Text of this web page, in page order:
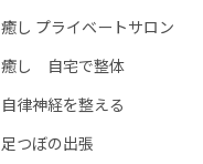
癒し プライベートサロン
癒し 自宅で整体
自律神経を整える
足つぼの出張